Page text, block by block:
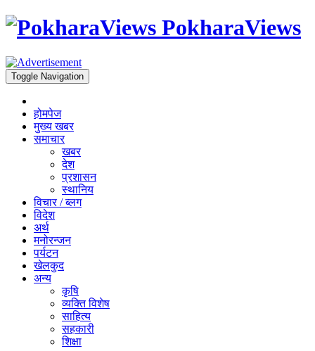
PokharaViews
Toggle Navigation
होमपेज
मुख्य खबर
समाचार
खबर
देश
प्रशासन
स्थानिय
विचार / ब्लग
विदेश
अर्थ
मनोरन्जन
पर्यटन
खेलकुद
अन्य
कृषि
व्यक्ति विशेष
साहित्य
सहकारी
शिक्षा